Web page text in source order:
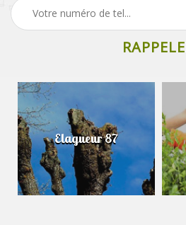
Elagueur 87